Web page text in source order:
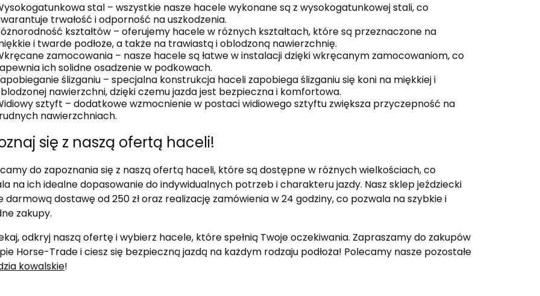
stal – wszystkie nasze hacele wykonane są z wysokogatunkowej stali, co
trwałość i odporność na uszkodzenia.
kształtów – oferujemy hacele w różnych kształtach, które są przeznaczone na
i twarde podłoże, a także na trawiastą i oblodzoną nawierzchnię.
zamocowania – nasze hacele są łatwe w instalacji dzięki wkręcanym zamocowaniom, co
ich solidne osadzenie w podkowach.
ślizganiu – specjalna konstrukcja haceli zapobiega ślizganiu się koni na miękkiej i
nawierzchni, dzięki czemu jazda jest bezpieczna i komfortowa.
sztyft – dodatkowe wzmocnienie w postaci widiowego sztyftu zwiększa przyczepność na
nawierzchniach.
się z naszą ofertą haceli!
do zapoznania się z naszą ofertą haceli, które są dostępne w różnych wielkościach, co
na ich idealne dopasowanie do indywidualnych potrzeb i charakteru jazdy. Nasz sklep jeździecki
darmową dostawę od 250 zł oraz realizację zamówienia w 24 godziny, co pozwala na szybkie i
zakupy.
odkryj naszą ofertę i wybierz hacele, które spełnią Twoje oczekiwania. Zapraszamy do zakupów
Horse-Trade i ciesz się bezpieczną jazdą na każdym rodzaju podłoża! Polecamy nasze pozostałe
kowalskie!